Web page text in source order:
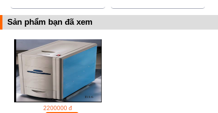
Sản phẩm bạn đã xem
2200000 đ